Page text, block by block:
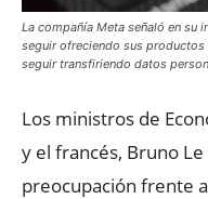
La compañía Meta señaló en su
seguir ofreciendo sus
seguir transfiriendo datos
Los ministros de
y el francés, Bruno
preocupación frente